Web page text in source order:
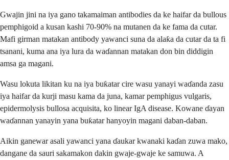
Gwajin jini na iya gano takamaiman antibodies da ke haifar da bullous
pemphigoid a kusan kashi 70-90% na mutanen da ke fama da cutar.
Mafi girman matakan antibody yawanci suna da alaƙa da cutar da ta fi
tsanani, kuma ana iya lura da waɗannan matakan don bin diddigin
amsa ga magani.
Wasu lokuta likitan ku na iya buƙatar cire wasu yanayi waɗanda zasu
iya haifar da kurji masu kama da juna, kamar pemphigus vulgaris,
epidermolysis bullosa acquisita, ko linear IgA disease. Kowane ɗayan
waɗannan yanayin yana buƙatar hanyoyin magani daban-daban.
Aikin ganewar asali yawanci yana ɗaukar kwanaki kaɗan zuwa mako,
dangane da sauri sakamakon dakin gwaje-gwaje ke samuwa. A